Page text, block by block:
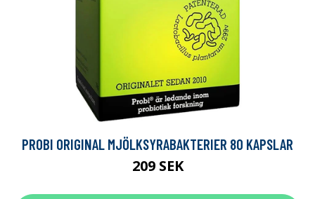
PROBI ORIGINAL MJÖLKSYRABAKTERIER 80 KAPSLAR
209 SEK